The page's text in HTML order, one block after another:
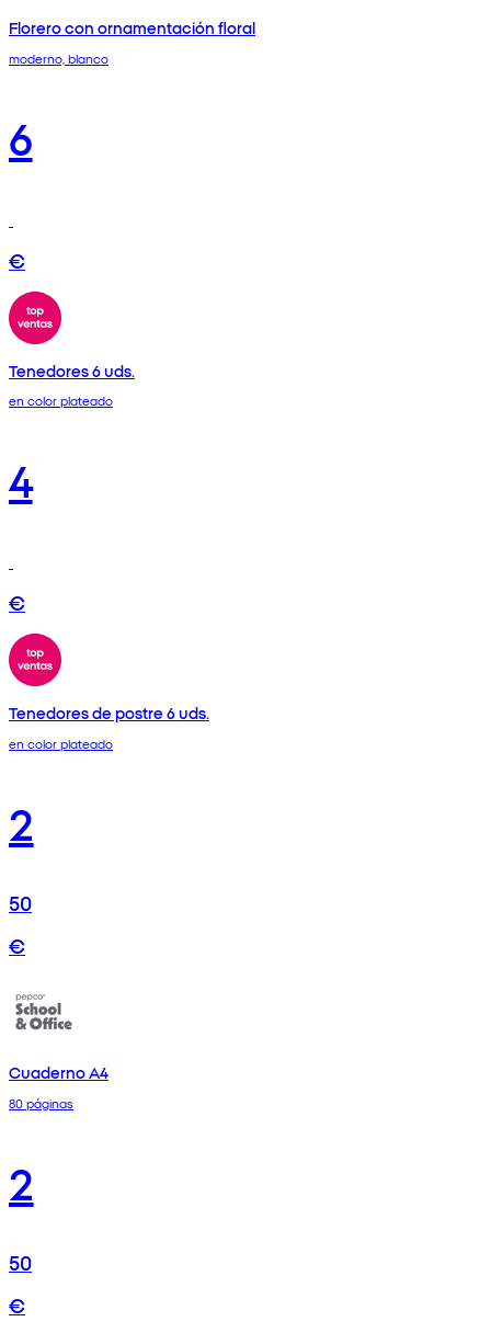
Florero con ornamentación floral
moderno, blanco
6
€
Tenedores 6 uds.
en color plateado
4
€
Tenedores de postre 6 uds.
en color plateado
2
50
€
Cuaderno A4
80 páginas
2
50
€